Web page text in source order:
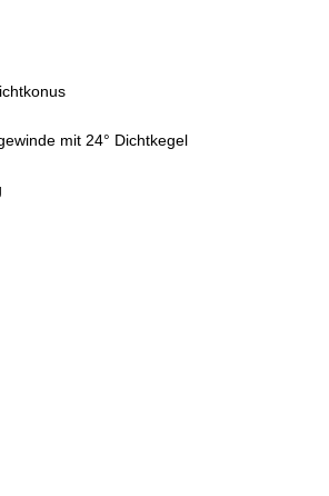
mit 24° Dichtkegel